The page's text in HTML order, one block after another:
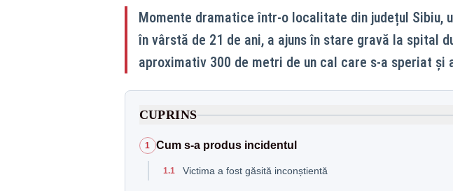
Momente dramatice într-o localitate din județul Sibiu,
în vârstă de 21 de ani, a ajuns în stare gravă la spital
aproximativ 300 de metri de un cal care s-a speriat și
CUPRINS
1 Cum s-a produs incidentul
1.1 Victima a fost găsită inconștientă